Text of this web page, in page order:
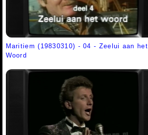
Maritiem (19830310) - 04 - Zeelui aan het
Woord